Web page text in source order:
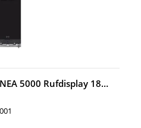
5000 Rufdisplay 18…